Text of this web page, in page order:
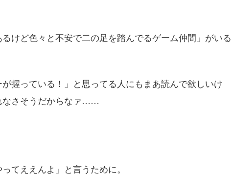
けど色々と不安で二の足を踏んでるゲーム仲間」がいる
が握っている！」と思ってる人にもまあ読んで欲しいけ
なさそうだからなァ……
てええんよ」と言うために。